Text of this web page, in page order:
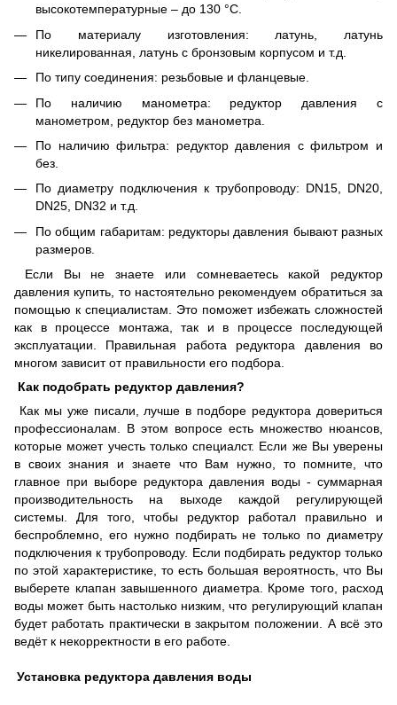
высокотемпературные – до 130 °С.
По материалу изготовления: латунь, латунь
никелированная, латунь с бронзовым корпусом и т.д.
По типу соединения: резьбовые и фланцевые.
По наличию манометра: редуктор давления с
манометром, редуктор без манометра.
По наличию фильтра: редуктор давления с фильтром и
без.
По диаметру подключения к трубопроводу: DN15, DN20,
DN25, DN32 и т.д.
По общим габаритам: редукторы давления бывают разных
размеров.
Если Вы не знаете или сомневаетесь какой редуктор
давления купить, то настоятельно рекомендуем обратиться за
помощью к специалистам. Это поможет избежать сложностей
как в процессе монтажа, так и в процессе последующей
эксплуатации. Правильная работа редуктора давления во
многом зависит от правильности его подбора.
Как подобрать редуктор давления?
Как мы уже писали, лучше в подборе редуктора довериться
профессионалам. В этом вопросе есть множество нюансов,
которые может учесть только специалст. Если же Вы уверены
в своих знания и знаете что Вам нужно, то помните, что
главное при выборе редуктора давления воды - суммарная
производительность на выходе каждой регулирующей
системы. Для того, чтобы редуктор работал правильно и
беспроблемно, его нужно подбирать не только по диаметру
подключения к трубопроводу. Если подбирать редуктор только
по этой характеристике, то есть большая вероятность, что Вы
выберете клапан завышенного диаметра. Кроме того, расход
воды может быть настолько низким, что регулирующий клапан
будет работать практически в закрытом положении. А всё это
ведёт к некорректности в его работе.
Установка редуктора давления воды